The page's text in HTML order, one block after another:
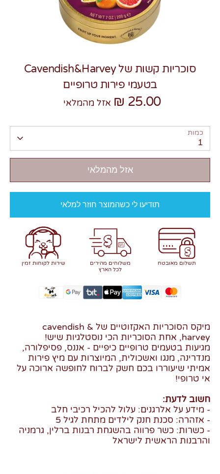
סוכריות קשות של Cavendish&Harvey
בטעמי פירות טרופיים
25.00 ₪ אזל מהמלאי
כמות
1
אזל מהמלאי
תודיעו לי כשהמוצר חוזר למלאי
תשלום מאובטח
משלוחים מהירים
לכל הארץ
שירות לקוחות זמין
מיקס הסוכריות האקזוטיים של cavendish &
harvey, אחת הסוכריות הכי נוסטלגיות שיש!
מגיעות בטעמים טרופיים כיפיים - אננס, פסיפלורה,
מנדרינה, מנגו ואשכולית, המיוצרות עם מיץ פירות
אמיתי שיעוררו בכם חשק לברוח לחופשה ארוכה על
אי טרופי!
חשוב לדעת:
- מידע על אלרגנים: עלול להכיל רכיבי חלב
- אזהרה: סכנת חנק לילדים מתחת לגיל 5
- כשרות: כשר פרווה בהשגחת רבנות ברלין, גרמניה
והרבנות הראשית לישראל